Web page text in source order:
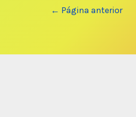
Navegación
← Página anterior